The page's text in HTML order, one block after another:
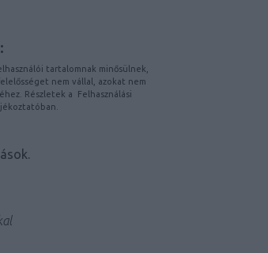
tartalomnak minősülnek,
nem vállal, azokat nem
Részletek a Felhasználási